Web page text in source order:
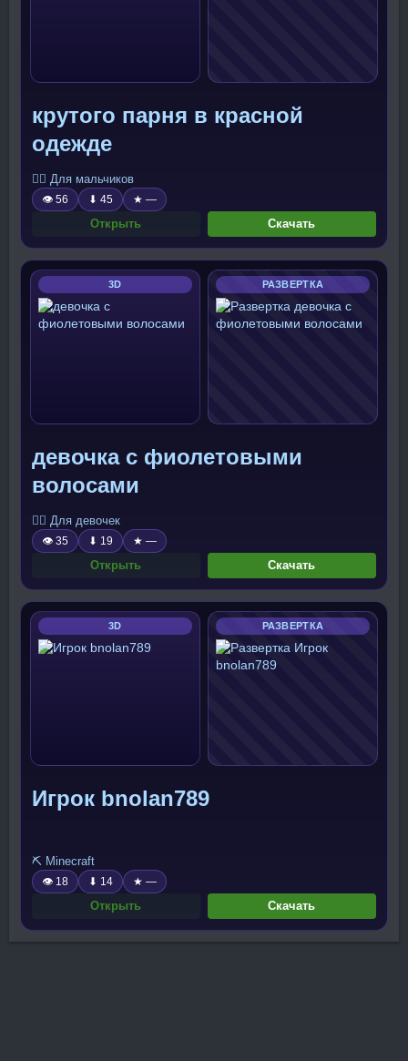
крутого парня в красной
одежде
🧍‍♂️ Для мальчиков
👁 56 ⬇ 45 ★ —
Открыть Скачать
3D РАЗВЕРТКА
девочка с фиолетовыми
волосами
🧍‍♀️ Для девочек
👁 35 ⬇ 19 ★ —
Открыть Скачать
3D РАЗВЕРТКА
Игрок bnolan789
⛏️ Minecraft
👁 18 ⬇ 14 ★ —
Открыть Скачать